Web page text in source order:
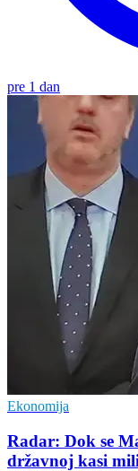
pre 1 dan
Ekonomija
Radar: Dok se
državnoj kasi